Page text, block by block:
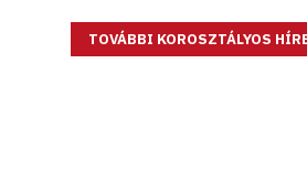
TOVÁBBI KOROSZTÁLYOS